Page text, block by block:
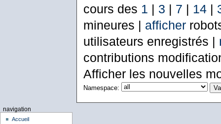
cours des 1 | 3 | 7 | 14|
mineures | afficher
utilisateurs enregistrés |
contributions
Afficher les nouvelles
Namespace:
navigation
Accueil